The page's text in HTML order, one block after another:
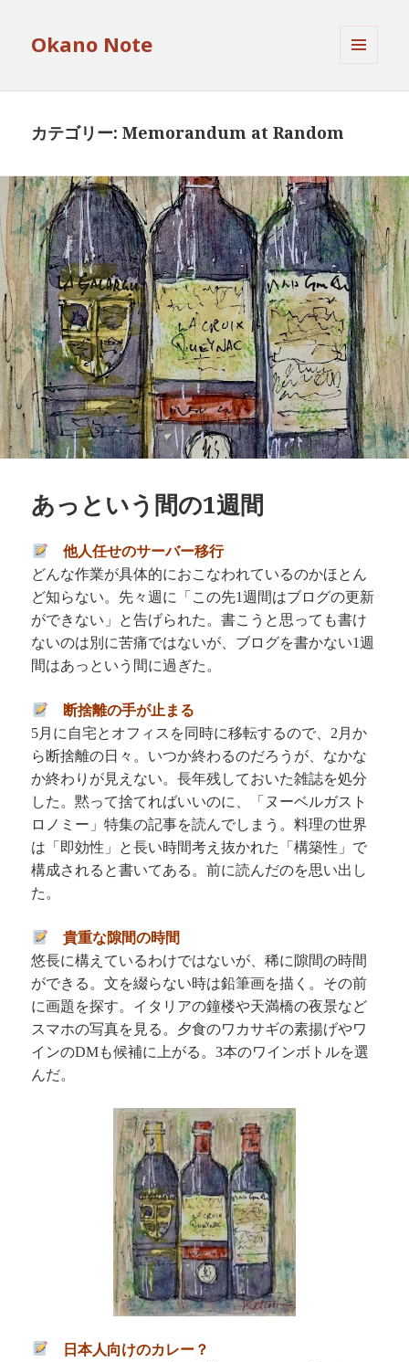
Okano Note
ーとウ
カテゴリー:Memorandum at Random
あっという間の1週間
他人任せのサーバー移行
どんな作業が具体的におこなわれているのかほとん
ど知らない。先々週に「この先1週間はブログの更新
ができない」と告げられた。書こうと思っても書け
ないのは別に苦痛ではないが、ブログを書かない1週
間はあっという間に過ぎた。
断捨離の手が止まる
5月に自宅とオフィスを同時に移転するので、2月か
ら断捨離の日々。いつか終わるのだろうが、なかな
か終わりが見えない。長年残しておいた雑誌を処分
した。黙って捨てればいいのに、「ヌーベルガスト
ロノミー」特集の記事を読んでしまう。料理の世界
は「即効性」と長い時間考え抜かれた「構築性」で
構成されると書いてある。前に読んだのを思い出し
た。
貴重な隙間の時間
悠長に構えているわけではないが、稀に隙間の時間
ができる。文を綴らない時は鉛筆画を描く。その前
に画題を探す。イタリアの鐘楼や天満橋の夜景など
スマホの写真を見る。夕食のワカサギの素揚げやワ
インのDMも候補に上がる。3本のワインボトルを選
んだ。
日本人向けのカレー？